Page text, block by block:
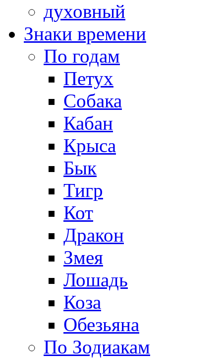
духовный
Знаки времени
По годам
Петух
Собака
Кабан
Крыса
Бык
Тигр
Кот
Дракон
Змея
Лошадь
Коза
Обезьяна
По Зодиакам